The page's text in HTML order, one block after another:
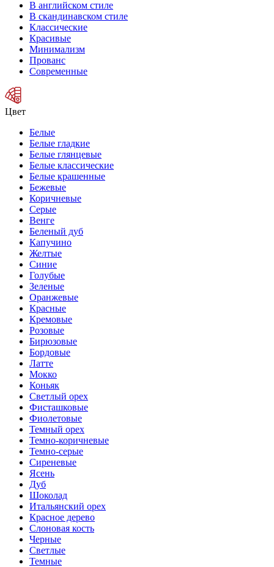
В английском стиле
В скандинавском стиле
Классические
Красивые
Минимализм
Прованс
Современные
Цвет
Белые
Белые гладкие
Белые глянцевые
Белые классические
Белые крашенные
Бежевые
Коричневые
Серые
Венге
Беленый дуб
Капучино
Желтые
Синие
Голубые
Зеленые
Оранжевые
Красные
Кремовые
Розовые
Бирюзовые
Бордовые
Латте
Мокко
Коньяк
Светлый орех
Фисташковые
Фиолетовые
Темный орех
Темно-коричневые
Темно-серые
Сиреневые
Ясень
Дуб
Шоколад
Итальянский орех
Красное дерево
Слоновая кость
Черные
Светлые
Темные